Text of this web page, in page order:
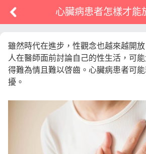
心臟病患者怎樣才能
雖然時代在進步，性觀念也越來越開
人在醫師面前討論自己的性生活，可
得難為情且難以啓齒。心臟病患者可
擾。